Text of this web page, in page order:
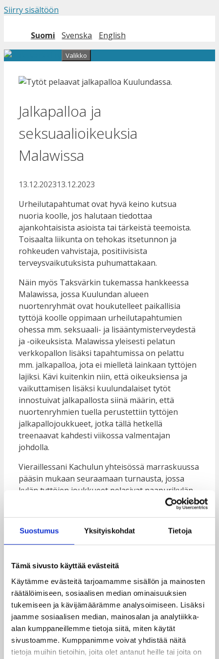
Suostumus Yksityiskohdat Tietoja
Tämä sivusto käyttää evästeitä
Käytämme evästeitä tarjoamamme sisällön ja mainosten
räätälöimiseen, sosiaalisen median ominaisuuksien
tukemiseen ja kävijämäärämme analysoimiseen. Lisäksi
jaamme sosiaalisen median, mainosalan ja analytiikka-
alan kumppaneillemme tietoja siitä, miten käytät
sivustoamme. Kumppanimme voivat yhdistää näitä
tietoja muihin tietoihin, joita olet antanut heille tai joita on
Siirry sisältöön
Suomi Svenska English
Valikko
Jalkapalloa ja
seksuaalioikeuksia
Malawissa
13.12.202313.12.2023
Urheilutapahtumat ovat hyvä keino kutsua
nuoria koolle, jos halutaan tiedottaa
ajankohtaisista asioista tai tärkeistä teemoista.
Toisaalta liikunta on tehokas itsetunnon ja
rohkeuden vahvistaja, positiivisista
terveysvaikutuksista puhumattakaan.
Näin myös Taksvärkin tukemassa hankkeessa
Malawissa, jossa Kuulundan alueen
nuortenryhmät ovat houkutelleet paikallisia
tyttöjä koolle oppimaan urheilutapahtumien
ohessa mm. seksuaali- ja lisääntymisterveydestä
ja -oikeuksista. Malawissa yleisesti pelatun
verkkopallon lisäksi tapahtumissa on pelattu
mm. jalkapalloa, jota ei mielletä lainkaan tyttöjen
lajiksi. Kävi kuitenkin niin, että oikeuksiensa ja
vaikuttamisen lisäksi kuulundalaiset tytöt
innostuivat jalkapallosta siinä määrin, että
nuortenryhmien tuella perustettiin tyttöjen
jalkapallojoukkueet, jotka tällä hetkellä
treenaavat kahdesti viikossa valmentajan
johdolla.
Vieraillessani Kachulun yhteisössä marraskuussa
pääsin mukaan seuraamaan turnausta, jossa
kylän tyttöjen joukkueet pelasivat naapurikylän
tyttöjenryhmiä vastaan. Ilmassa oli suuren
kaiken ikäisiä kyläläisiä seurasi innokkaasti peliä
omaa joukkuettaan kannustaen. Ennen pelejä
sukupuolitaudeista. Paikalla myös vieraili kiertävä
seksuaaliterveysklinikka, jonka lääkäri ja hoitaja
päivystivät otteluiden ajan tarjoten neuvontaa ja
maksuttomia ehkäisyvälineitä.